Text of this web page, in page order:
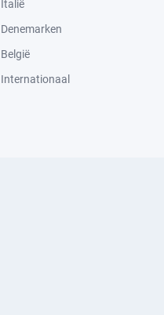
Italië
Denemarken
België
Internationaal